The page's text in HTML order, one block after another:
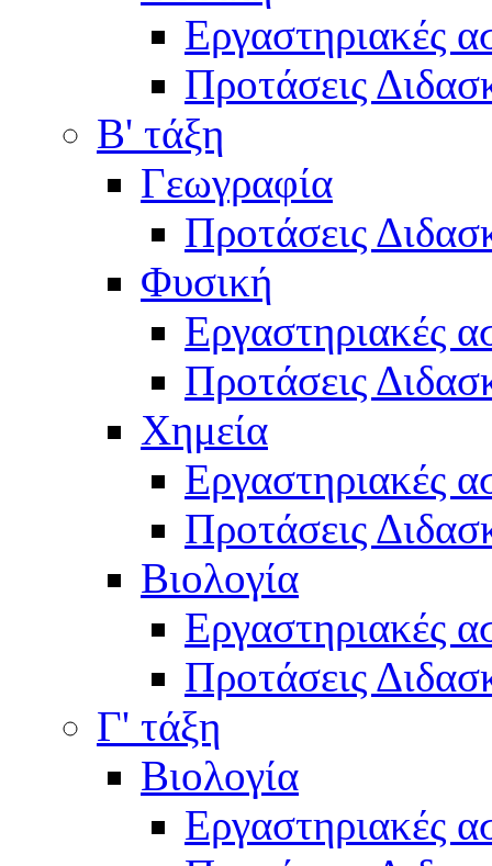
Εργαστηριακές
Προτάσεις
Β' τάξη
Γεωγραφία
Προτάσεις
Φυσική
Εργαστηριακές
Προτάσεις
Χημεία
Εργαστηριακές
Προτάσεις
Βιολογία
Εργαστηριακές
Προτάσεις
Γ' τάξη
Βιολογία
Εργαστηριακές